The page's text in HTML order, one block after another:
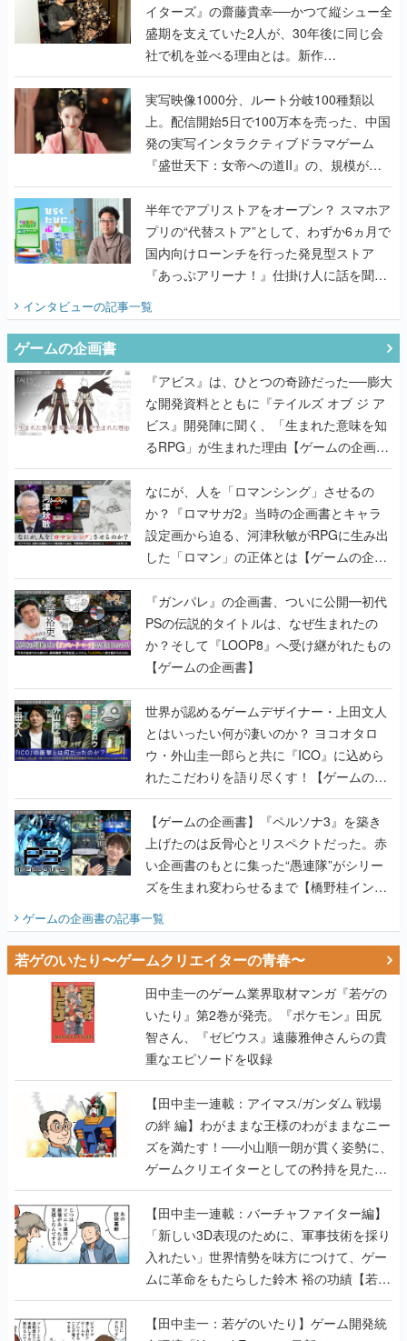
イターズ』の齋藤貴幸──かつて縦シュー全
盛期を支えていた2人が、30年後に同じ会
社で机を並べる理由とは。新作
『TATSUJIN EXTREME』で初タッグを組
んだレジェンド2人に訊く開発秘話
実写映像1000分、ルート分岐100種類以
上。配信開始5日で100万本を売った、中国
発の実写インタラクティブドラマゲーム
『盛世天下：女帝への道II』の、規模が違
うこだわりをプロデューサーに聞いた
半年でアプリストアをオープン？ スマホア
プリの“代替ストア”として、わずか6ヵ月で
国内向けローンチを行った発見型ストア
『あっぷアリーナ！』仕掛け人に話を聞い
てみた
インタビューの記事一覧
ゲームの企画書
『アビス』は、ひとつの奇跡だった──膨大
な開発資料とともに『テイルズ オブ ジ ア
ビス』開発陣に聞く、「生まれた意味を知
るRPG」が生まれた理由【ゲームの企画
書】
なにが、人を「ロマンシング」させるの
か？『ロマサガ2』当時の企画書とキャラ
設定画から迫る、河津秋敏がRPGに生み出
した「ロマン」の正体とは【ゲームの企画
書】
『ガンパレ』の企画書、ついに公開━初代
PSの伝説的タイトルは、なぜ生まれたの
か？そして『LOOP8』へ受け継がれたもの
【ゲームの企画書】
世界が認めるゲームデザイナー・上田文人
とはいったい何が凄いのか？ ヨコオタロ
ウ・外山圭一郎らと共に『ICO』に込めら
れたこだわりを語り尽くす！【ゲームの企
画書】
【ゲームの企画書】『ペルソナ3』を築き
上げたのは反骨心とリスペクトだった。赤
い企画書のもとに集った“愚連隊”がシリー
ズを生まれ変わらせるまで【橋野桂インタ
ビュー】
ゲームの企画書の記事一覧
若ゲのいたり〜ゲームクリエイターの青春〜
田中圭一のゲーム業界取材マンガ『若ゲの
いたり』第2巻が発売。『ポケモン』田尻
智さん、『ゼビウス』遠藤雅伸さんらの貴
重なエピソードを収録
【田中圭一連載：アイマス/ガンダム 戦場
の絆 編】わがままな王様のわがままなニー
ズを満たす！──小山順一朗が貫く姿勢に、
ゲームクリエイターとしての矜持を見た
【若ゲのいたり最終回】
【田中圭一連載：バーチャファイター編】
「新しい3D表現のために、軍事技術を採り
入れたい」世界情勢を味方につけて、ゲー
ムに革命をもたらした鈴木 裕の功績【若ゲ
のいたり】
【田中圭一：若ゲのいたり】ゲーム開発統